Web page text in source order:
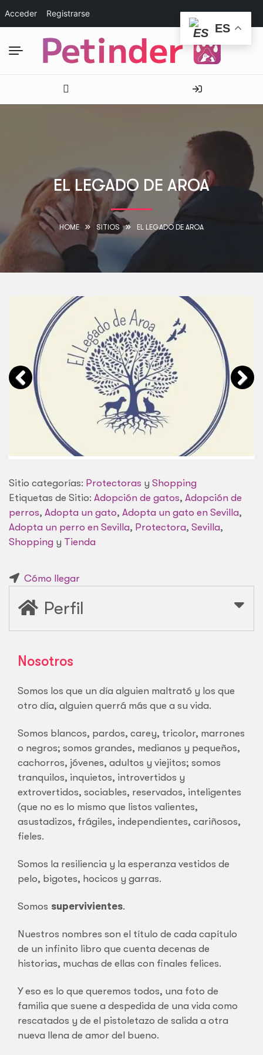
Acceder Registrarse
EL LEGADO DE AROA
HOME SITIOS EL LEGADO DE AROA
Sitio categorías: Protectoras y Shopping
Etiquetas de Sitio: Adopción de gatos, Adopción de
perros, Adopta un gato, Adopta un gato en Sevilla,
Adopta un perro en Sevilla, Protectora, Sevilla,
Shopping y Tienda
Cómo llegar
Perfil
Nosotros
Somos los que un día alguien maltrató y los que
otro día, alguien querrá más que a su vida.
Somos blancos, pardos, carey, tricolor, marrones
o negros; somos grandes, medianos y pequeños,
cachorros, jóvenes, adultos y viejitos; somos
tranquilos, inquietos, introvertidos y
extrovertidos, sociables, reservados, inteligentes
(que no es lo mismo que listos valientes,
asustadizos, frágiles, independientes, cariñosos,
fieles.
Somos la resiliencia y la esperanza vestidos de
pelo, bigotes, hocicos y garras.
Somos supervivientes.
Nuestros nombres son el título de cada capítulo
de un infinito libro que cuenta decenas de
historias, muchas de ellas con finales felices.
Y eso es lo que queremos todos, una foto de
familia que suene a despedida de una vida como
rescatados y de el pistoletazo de salida a otra
nueva llena de amor del bueno.
ES